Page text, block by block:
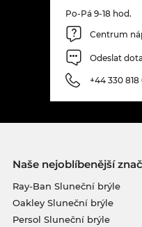
Po-Pá 9-18 hod.
Centrum
Odeslat
+44 330 818
Naše nejoblíbenější
Ray-Ban Sluneční brýle
Oakley Sluneční brýle
Persol Sluneční brýle